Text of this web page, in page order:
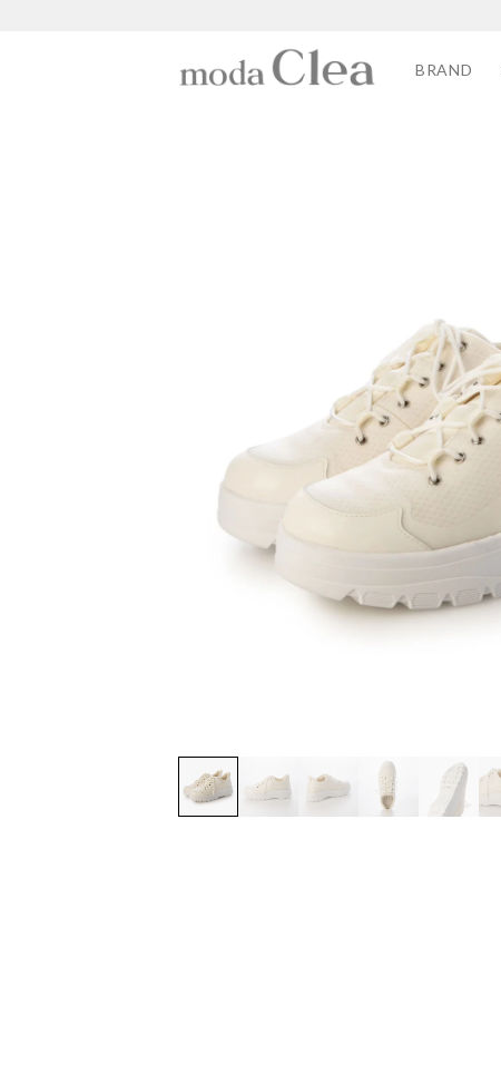
BRAND